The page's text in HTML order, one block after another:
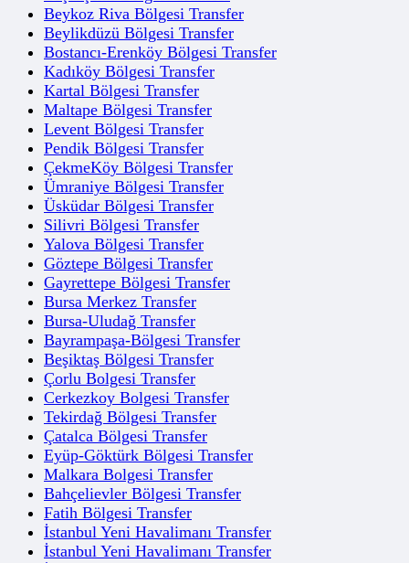
Beykoz Riva Bölgesi Transfer
Beylikdüzü Bölgesi Transfer
Bostancı-Erenköy Bölgesi Transfer
Kadıköy Bölgesi Transfer
Kartal Bölgesi Transfer
Maltape Bölgesi Transfer
Levent Bölgesi Transfer
Pendik Bölgesi Transfer
ÇekmeKöy Bölgesi Transfer
Ümraniye Bölgesi Transfer
Üsküdar Bölgesi Transfer
Silivri Bölgesi Transfer
Yalova Bölgesi Transfer
Göztepe Bölgesi Transfer
Gayrettepe Bölgesi Transfer
Bursa Merkez Transfer
Bursa-Uludağ Transfer
Bayrampaşa-Bölgesi Transfer
Beşiktaş Bölgesi Transfer
Çorlu Bolgesi Transfer
Cerkezkoy Bolgesi Transfer
Tekirdağ Bölgesi Transfer
Çatalca Bölgesi Transfer
Eyüp-Göktürk Bölgesi Transfer
Malkara Bolgesi Transfer
Bahçelievler Bölgesi Transfer
Fatih Bölgesi Transfer
İstanbul Yeni Havalimanı Transfer
İstanbul Yeni Havalimanı Transfer